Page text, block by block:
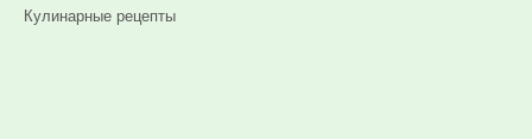
Кулинарные рецепты